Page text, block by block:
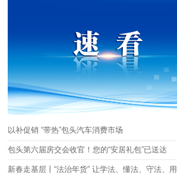
以补促销 “带热”包头汽车消费市场
包头第六届房交会收官！您的“安居礼包”已送达